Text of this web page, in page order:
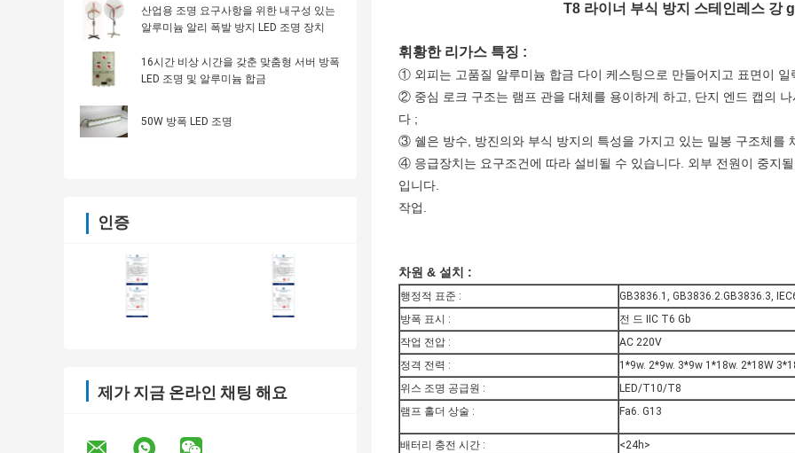
산업용 조명 요구사항을 위한 내구성 있는
알루미늄 알리 폭발 방지 LED 조명 장치
16시간 비상 시간을 갖춘 맞춤형 서버 방폭
LED 조명 및 알루미늄 합금
50W 방폭 LED 조명
인증
제가 지금 온라인 채팅 해요
T8 라이너 부식 방지 스테인레스 강
휘황한 리가스 특징 :
① 외피는 고품질 알루미늄 합금 다이 케스팅으로 만들어지고 표면이
② 중심 로크 구조는 램프 관을 대체를 용이하게 하고, 단지 엔드 캡의
다 ;
③ 쉘은 방수, 방진의와 부식 방지의 특성을 가지고 있는 밀봉 구조체를
④ 응급장치는 요구조건에 따라 설비될 수 있습니다. 외부 전원이 중지
입니다.
작업.
차원 & 설치 :
행정적 표준 :
GB3836.1, GB3836.2.GB3836.3,
방폭 표시 :
전 드 IIC T6 Gb
작업 전압 :
AC 220V
정격 전력 :
1*9w. 2*9w. 3*9w 1*18w. 2*18W
위스 조명 공급원 :
LED/T10/T8
램프 홀더 상술 :
Fa6. G13
배터리 충전 시간 :
<24h>